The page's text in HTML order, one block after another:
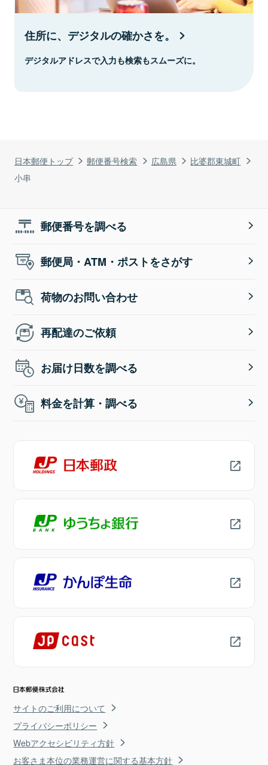
日本郵便トップ 郵便番号検索 広島県
比婆郡東城町
小串
住所に、デジタルの確かさを。
デジタルアドレスで入力も検索もスムーズに。
郵便番号を調べる
郵便局・ATM・ポストをさがす
荷物のお問い合わせ
再配達のご依頼
お届け日数を調べる
料金を計算・調べる
サイトのご利用について
プライバシーポリシー
Webアクセシビリティ方針
お客さま本位の業務運営に関する基本方針